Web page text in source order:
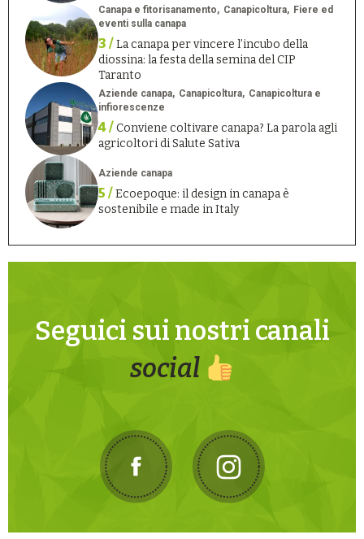
Canapa e fitorisanamento Canapicoltura
Fiere ed
eventi sulla canapa
3 /La canapa per vincere l’incubo della
diossina: la festa della semina del CIP
Taranto
Aziende canapa Canapicoltura
Canapicoltura e
infiorescenze
4 /Conviene coltivare canapa? La parola agli
agricoltori di Salute Sativa
Aziende canapa
5 /Ecoepoque: il design in canapa è
sostenibile e made in Italy
Seguici sui nostri canali
social